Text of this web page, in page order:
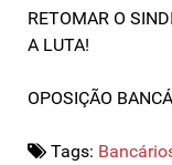
RETOMAR O
A LUTA!
OPOSIÇÃO
Tags: